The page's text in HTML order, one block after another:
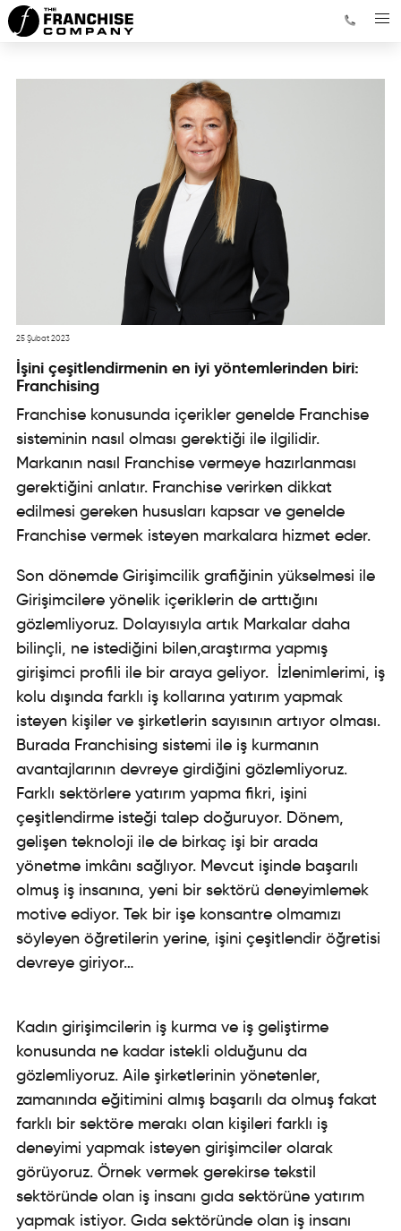
25 Şubat 2023
İşini çeşitlendirmenin en iyi yöntemlerinden biri:
Franchising
Franchise konusunda içerikler genelde Franchise
sisteminin nasıl olması gerektiği ile ilgilidir.
Markanın nasıl Franchise vermeye hazırlanması
gerektiğini anlatır. Franchise verirken dikkat
edilmesi gereken hususları kapsar ve genelde
Franchise vermek isteyen markalara hizmet eder.
Son dönemde Girişimcilik grafiğinin yükselmesi ile
Girişimcilere yönelik içeriklerin de arttığını
gözlemliyoruz. Dolayısıyla artık Markalar daha
bilinçli, ne istediğini bilen,araştırma yapmış
girişimci profili ile bir araya geliyor. İzlenimlerimi, iş
kolu dışında farklı iş kollarına yatırım yapmak
isteyen kişiler ve şirketlerin sayısının artıyor olması.
Burada Franchising sistemi ile iş kurmanın
avantajlarının devreye girdiğini gözlemliyoruz.
Farklı sektörlere yatırım yapma fikri, işini
çeşitlendirme isteği talep doğuruyor. Dönem,
gelişen teknoloji ile de birkaç işi bir arada
yönetme imkânı sağlıyor. Mevcut işinde başarılı
olmuş iş insanına, yeni bir sektörü deneyimlemek
motive ediyor. Tek bir işe konsantre olmamızı
söyleyen öğretilerin yerine, işini çeşitlendir öğretisi
devreye giriyor…
Kadın girişimcilerin iş kurma ve iş geliştirme
konusunda ne kadar istekli olduğunu da
gözlemliyoruz. Aile şirketlerinin yönetenler,
zamanında eğitimini almış başarılı da olmuş fakat
farklı bir sektöre merakı olan kişileri farklı iş
deneyimi yapmak isteyen girişimciler olarak
görüyoruz. Örnek vermek gerekirse tekstil
sektöründe olan iş insanı gıda sektörüne yatırım
yapmak istiyor. Gıda sektöründe olan iş insanı